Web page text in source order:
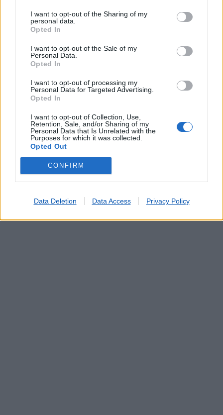
I want to opt-out of the Sharing of my
personal data.
Opted In
I want to opt-out of the Sale of my
Personal Data.
Opted In
I want to opt-out of processing my
Personal Data for Targeted Advertising.
Opted In
I want to opt-out of Collection, Use,
Retention, Sale, and/or Sharing of my
Personal Data that Is Unrelated with the
Purposes for which it was collected.
Opted Out
CONFIRM
Data Deletion Data Access Privacy Policy
Lojas mais próximas
VIDIGUEIRA(8.47 km)
VILA DE FRADES(10.40 km)
S.MATIAS(11.54 km)
VERA CRUZ (PORTEL)(12.24 km)